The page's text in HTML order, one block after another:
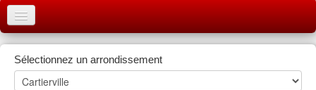
ACCUEIL
MONTRÉAL
Sélectionnez un arrondissement